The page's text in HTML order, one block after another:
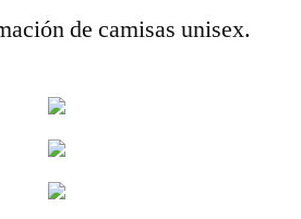
de camisas unisex.